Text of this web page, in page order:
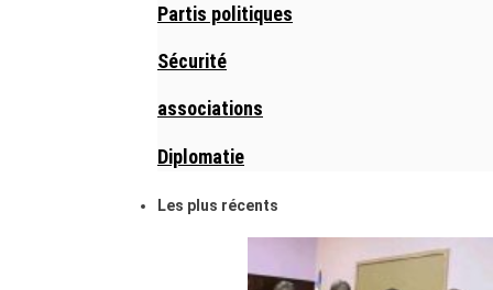
Partis politiques
Sécurité
associations
Diplomatie
Les plus récents